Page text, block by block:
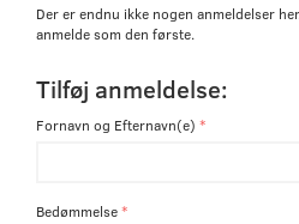
Der er endnu ikke nogen anmeldelser
anmelde som den første.
Tilføj anmeldelse:
Fornavn og Efternavn(e)
Bedømmelse